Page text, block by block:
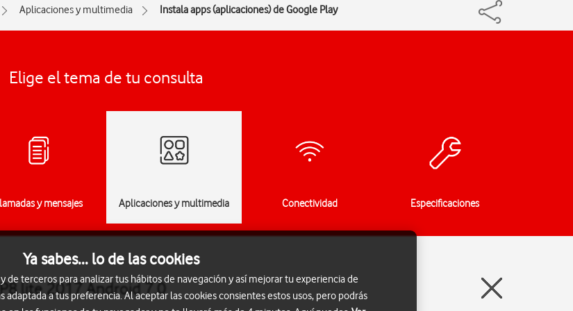
Aplicaciones y multimedia Instala apps (aplicaciones) de Google Play
Elige el tema de tu consulta
y mensajes Aplicaciones y multimedia Conectividad Especificaciones
lite 2017 Android 7.0
Ya sabes... lo de las cookies
de terceros para analizar tus hábitos de navegación y así mejorar tu experiencia de
a tus preferencia. Al aceptar las cookies consientes estos usos, pero podrás